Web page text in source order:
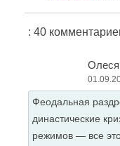
: 40
Олеся
Феодальная
династические
режимов — все